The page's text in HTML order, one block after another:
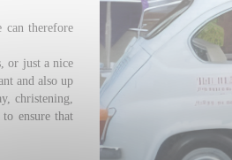
therefore
or just a nice
and also up
christening,
ensure that